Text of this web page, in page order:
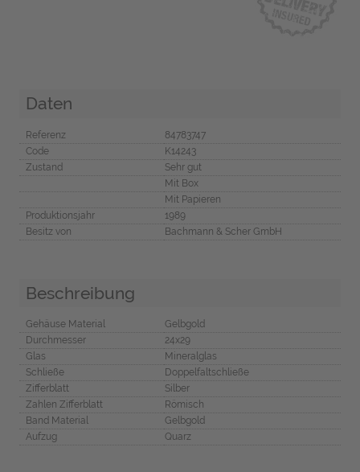
Daten
Referenz
84783747
Code
K14243
Zustand
Sehr gut
Mit Box
Mit Papieren
Produktionsjahr
1989
Besitz von
Bachmann & Scher GmbH
Beschreibung
Gehäuse Material
Gelbgold
Durchmesser
24x29
Glas
Mineralglas
Schließe
Doppelfaltschließe
Zifferblatt
Silber
Zahlen Zifferblatt
Römisch
Band Material
Gelbgold
Aufzug
Quarz